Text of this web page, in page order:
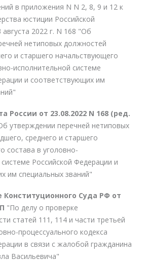
в приложения N N 2, 8, 9 и 12 к
юстиции Российской
2022 г. N 168 "Об
нетиповых должностей
и старшего начальствующего
исполнительной системе
и соответствующих им
России от 23.08.2022 N 168 (ред.
утверждении перечней нетиповых
среднего и старшего
состава в уголовно-
Российской Федерации и
им специальных званий"
Конституционного Суда РФ от
"По делу о проверке
статей 111, 114 и части третьей
процессуального кодекса
в связи с жалобой гражданина
Васильевича"